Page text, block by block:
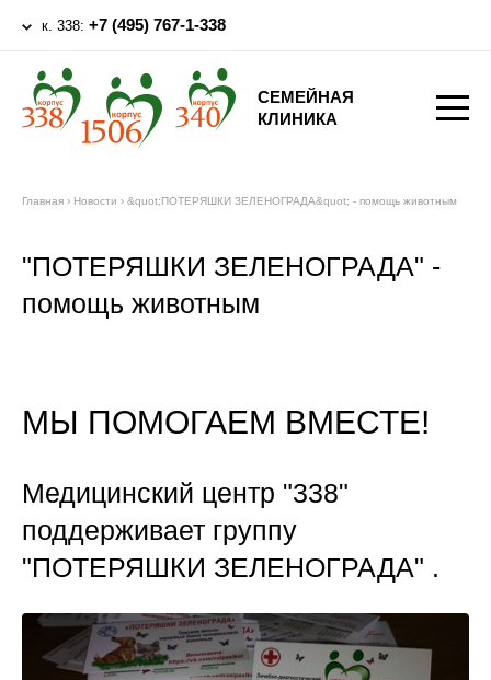
к. 338: +7 (495) 767-1-338
СЕМЕЙНАЯ
КЛИНИКА
Главная › Новости › &quot;ПОТЕРЯШКИ ЗЕЛЕНОГРАДА&quot; - помощь животным
"ПОТЕРЯШКИ ЗЕЛЕНОГРАДА" -
помощь животным
МЫ ПОМОГАЕМ ВМЕСТЕ!
Медицинский центр "338"
поддерживает группу
"ПОТЕРЯШКИ ЗЕЛЕНОГРАДА" .